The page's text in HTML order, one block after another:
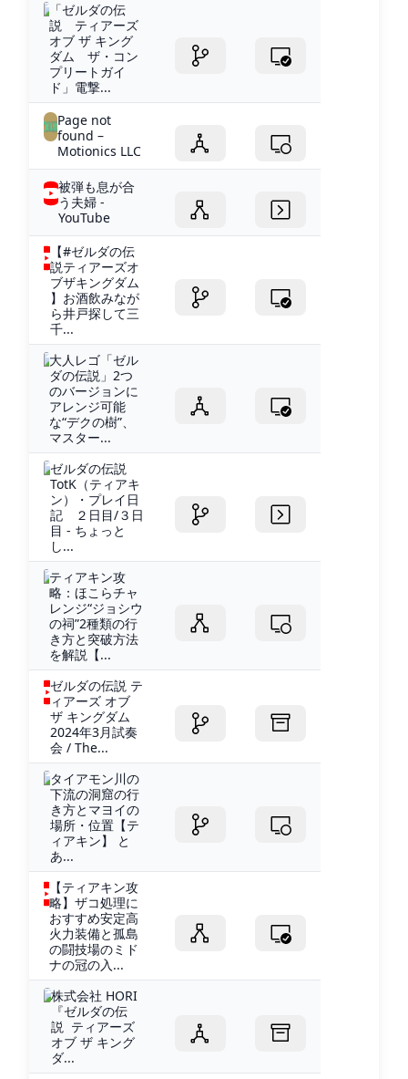
「ゼルダの伝
説 ティアーズ
オブ ザ キング
ダム ザ・コン
プリートガイ
ド」電撃...
Page not
found –
Motionics LLC
被弾も息が合
う夫婦 -
YouTube
【#ゼルダの伝
説ティアーズオ
ブザキングダム
】お酒飲みなが
ら井戸探して三
千...
大人レゴ「ゼル
ダの伝説」2つ
のバージョンに
アレンジ可能
な“デクの樹”、
マスター...
ゼルダの伝説
TotK（ティアキ
ン）・プレイ日
記 ２日目/３日
目 - ちょっと
し...
ティアキン攻
略：ほこらチャ
レンジ“ジョシウ
の祠”2種類の行
き方と突破方法
を解説【...
ゼルダの伝説 テ
ィアーズ オブ
ザ キングダム
2024年3月試奏
会 / The...
タイアモン川の
下流の洞窟の行
き方とマヨイの
場所・位置【テ
ィアキン】 と
あ...
【ティアキン攻
略】ザコ処理に
おすすめ安定高
火力装備と孤島
の闘技場のミド
ナの冠の入...
株式会社 HORI
『ゼルダの伝
説 ティアーズ
オブ ザ キング
ダ...